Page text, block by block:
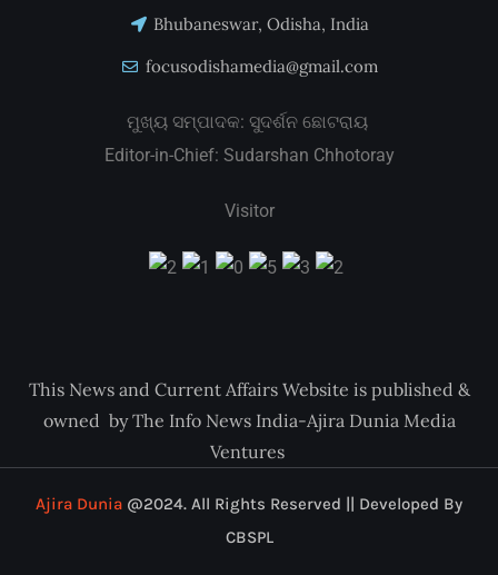
Bhubaneswar, Odisha, India
focusodishamedia@gmail.com
ମୁଖ୍ୟ ସମ୍ପାଦକ: ସୁଦର୍ଶନ ଛୋଟରାୟ
Editor-in-Chief: Sudarshan Chhotoray
Visitor
This News and Current Affairs Website is published &
owned by The Info News India-Ajira Dunia Media
Ventures
Ajira Dunia @2024. All Rights Reserved || Developed By
CBSPL